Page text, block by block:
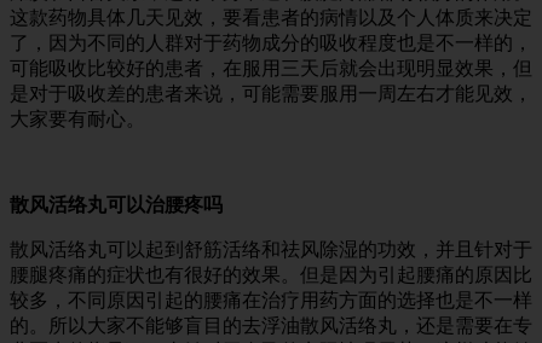
这款药物具体几天见效，要看患者的病情以及个人体质来决定
了，因为不同的人群对于药物成分的吸收程度也是不一样的，
可能吸收比较好的患者，在服用三天后就会出现明显效果，但
是对于吸收差的患者来说，可能需要服用一周左右才能见效，
大家要有耐心。
散风活络丸可以治腰疼吗
散风活络丸可以起到舒筋活络和祛风除湿的功效，并且针对于
腰腿疼痛的症状也有很好的效果。但是因为引起腰痛的原因比
较多，不同原因引起的腰痛在治疗用药方面的选择也是不一样
的。所以大家不能够盲目的去浮油散风活络丸，还是需要在专